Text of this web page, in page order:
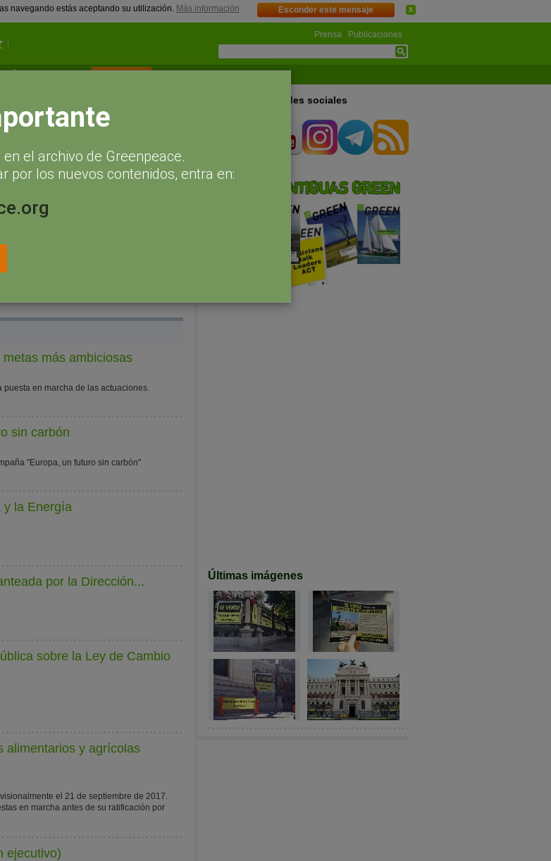
navegando estás aceptando su utilización. Más información Esconder este mensaje
Prensa Publicaciones
tú? Actualidad Hazte socio
más ambiciosas
en marcha de las actuaciones.
sin carbón
"Europa, un futuro sin carbón"
y la Energía
​por​ ​la​ ​Dirección...
sobre la Ley de Cambio
alimentarios y agrícolas
el 21 de septiembre de 2017.
en marcha antes de su ratificación por
ejecutivo)
Síguenos en las redes sociales
Últimas imágenes
el archivo de Greenpeace.
por los nuevos contenidos, entra en: